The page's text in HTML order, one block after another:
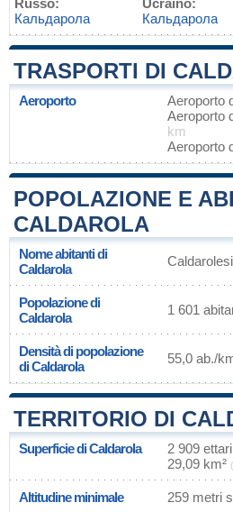
Russo:
Кальдарола
Ucraino:
Кальдарола
TRASPORTI DI
Aeroporto Aeroporto
Aeroporto
km
Aeroporto
POPOLAZIONE E
CALDAROLA
Nome abitanti di
Caldarola
Caldarolesi
Popolazione di
Caldarola
1 601
Densità di popolazione
di Caldarola
55,0 ab./
TERRITORIO DI
Superficie di Caldarola
2 909 ettari
29,09 km²
Altitudine minimale 259 metri